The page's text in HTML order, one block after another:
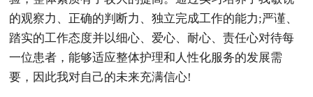
的观察力、正确的判断力、独立完成工作的能力;严谨、
踏实的工作态度并以细心、爱心、耐心、责任心对待每
一位患者，能够适应整体护理和人性化服务的发展需
要，因此我对自己的未来充满信心!